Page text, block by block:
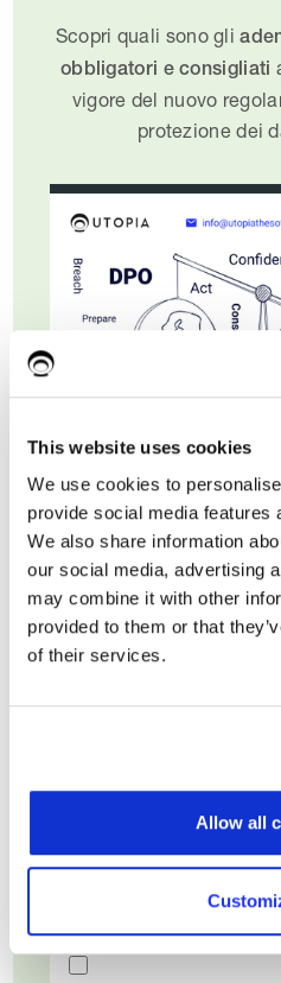
This website uses cookies
We use cookies to
provide social media features
We also share information
our social media, advertising
may combine it with other
provided to them or that
of their services.
Allow all
Scopri quali sono gli
obbligatori e consigliati
vigore del nuovo
protezione dei
Nome*
Email di lavoro*